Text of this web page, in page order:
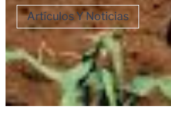
Artículos Y Noticias